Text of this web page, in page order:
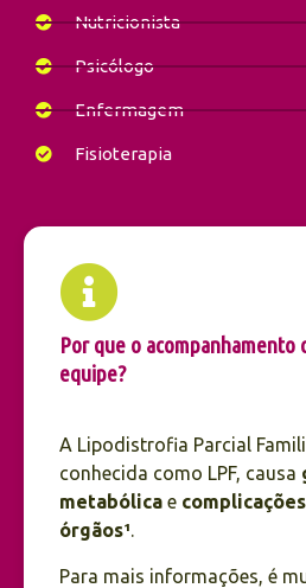
Nutricionista
Psicólogo
Enfermagem
Fisioterapia
Por que o acompanhamento
equipe?​
A Lipodistrofia Parcial
conhecida como LPF, causa
metabólica e
órgãos¹.
Para mais informações, é